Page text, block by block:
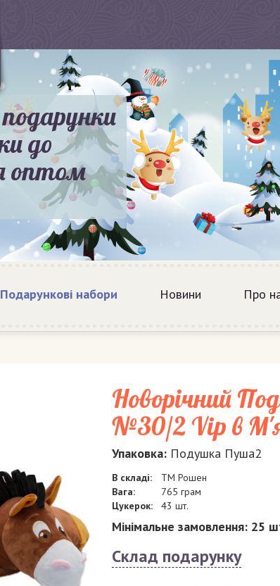
подарунки
до
оптом
Подарункові набори Новини Про
Новорічний
№30/2 Vip в
Упаковка: Подушка Пуша2
В складі:
ТМ Рошен
Вага:
765 грам
Цукерок:
43 шт.
Мінімальне замовлення: 25
Склад подарунку